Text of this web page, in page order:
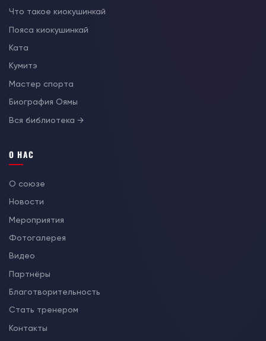
Что такое киокушинкай
Пояса киокушинкай
Ката
Кумитэ
Мастер спорта
Биография Оямы
Вся библиотека →
О НАС
О союзе
Новости
Мероприятия
Фотогалерея
Видео
Партнёры
Благотворительность
Стать тренером
Контакты